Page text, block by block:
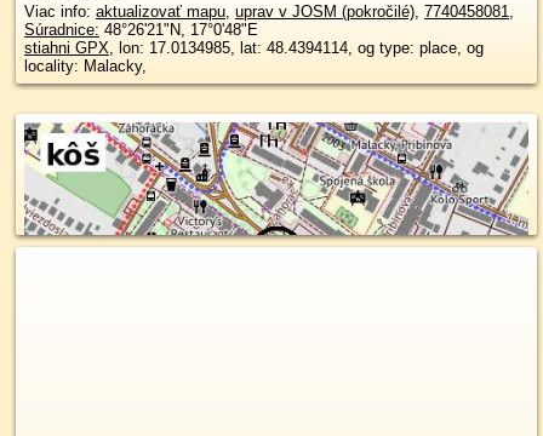
Viac info: aktualizovať mapu, uprav v JOSM (pokročilé), 7740458081,
Súradnice: 48°26'21"N, 17°0'48"E
stiahni GPX, lon: 17.0134985, lat: 48.4394114, og type: place, og
locality: Malacky,